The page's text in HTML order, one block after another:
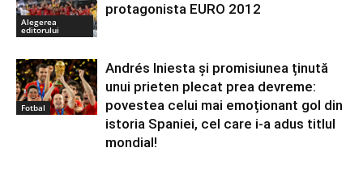
Alegerea
editorului
protagonista EURO 2012
Fotbal
Andrés Iniesta și promisiunea ținută
unui prieten plecat prea devreme:
povestea celui mai emoționant gol din
istoria Spaniei, cel care i-a adus titlul
mondial!